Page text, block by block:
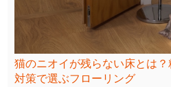
猫のニオイが残らない床とは
対策で選ぶフローリング